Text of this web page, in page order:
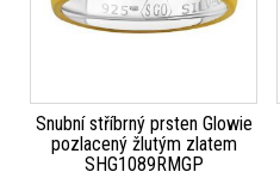
Snubní stříbrný prsten Glowie
pozlacený žlutým zlatem
SHG1089RMGP